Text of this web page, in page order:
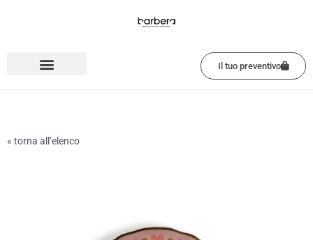
Il tuo preventivo
« torna all’elenco